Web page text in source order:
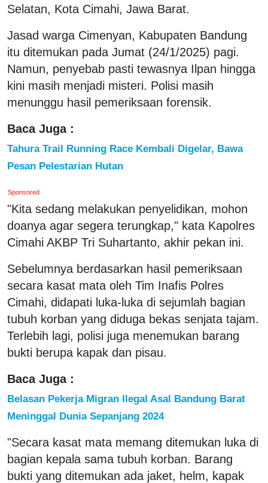
Selatan, Kota Cimahi, Jawa Barat.
Jasad warga Cimenyan, Kabupaten Bandung
itu ditemukan pada Jumat (24/1/2025) pagi.
Namun, penyebab pasti tewasnya Ilpan hingga
kini masih menjadi misteri. Polisi masih
menunggu hasil pemeriksaan forensik.
Baca Juga :
Tahura Trail Running Race Kembali Digelar, Bawa
Pesan Pelestarian Hutan
Sponsored
"Kita sedang melakukan penyelidikan, mohon
doanya agar segera terungkap," kata Kapolres
Cimahi AKBP Tri Suhartanto, akhir pekan ini.
Sebelumnya berdasarkan hasil pemeriksaan
secara kasat mata oleh Tim Inafis Polres
Cimahi, didapati luka-luka di sejumlah bagian
tubuh korban yang diduga bekas senjata tajam.
Terlebih lagi, polisi juga menemukan barang
bukti berupa kapak dan pisau.
Baca Juga :
Belasan Pekerja Migran Ilegal Asal Bandung Barat
Meninggal Dunia Sepanjang 2024
"Secara kasat mata memang ditemukan luka di
bagian kepala sama tubuh korban. Barang
bukti yang ditemukan ada jaket, helm, kapak